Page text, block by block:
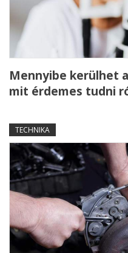
Mennyibe kerülhet
mit érdemes tudni
TECHNIKA